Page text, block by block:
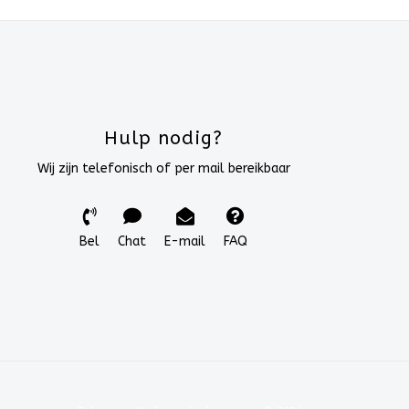
Hulp nodig?
Wij zijn telefonisch of per mail bereikbaar
Bel Chat E-mail FAQ